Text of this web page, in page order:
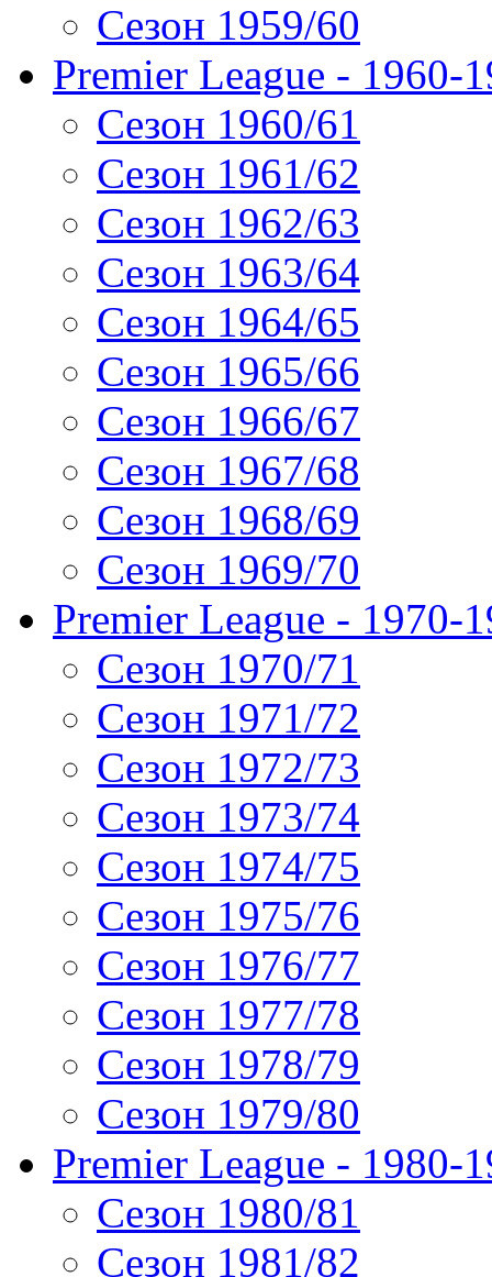
Сезон 1959/60
Premier League - 1960-
Сезон 1960/61
Сезон 1961/62
Сезон 1962/63
Сезон 1963/64
Сезон 1964/65
Сезон 1965/66
Сезон 1966/67
Сезон 1967/68
Сезон 1968/69
Сезон 1969/70
Premier League - 1970-
Сезон 1970/71
Сезон 1971/72
Сезон 1972/73
Сезон 1973/74
Сезон 1974/75
Сезон 1975/76
Сезон 1976/77
Сезон 1977/78
Сезон 1978/79
Сезон 1979/80
Premier League - 1980-
Сезон 1980/81
Сезон 1981/82